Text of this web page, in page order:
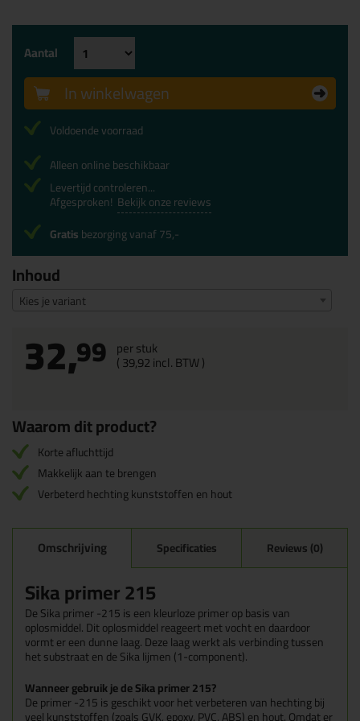
Inhoud
Kies je variant
32,99 per stuk
(39,92incl. BTW )
Aantal
In winkelwagen
Voldoende voorraad
Alleen online beschikbaar
Levertijd controleren...
Afgesproken! Bekijk onze reviews
Gratisbezorging vanaf 75,-
Waarom dit product?
Korte afluchttijd
Makkelijk aan te brengen
Verbeterd hechting kunststoffen en hout
Omschrijving Specificaties Reviews (0)
Sika primer 215
De Sika primer -215 is een kleurloze primer op basis van
oplosmiddel. Dit oplosmiddel reageert met vocht en daardoor
vormt er een dunne laag. Deze laag werkt als verbinding tussen
het substraat en de Sika lijmen (1-component).
Wanneer gebruik je de Sika primer 215?
De primer -215 is geschikt voor het verbeteren van hechting bij